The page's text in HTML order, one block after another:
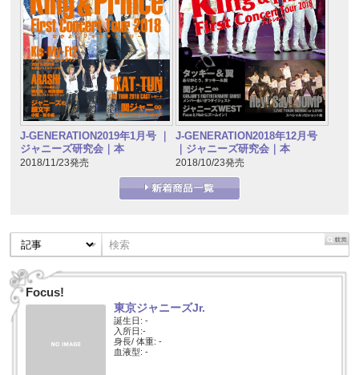
J-GENERATION2019年1月号 ｜
ジャニーズ研究会｜本
2018/11/23発売
J-GENERATION2018年12月号
｜ジャニーズ研究会｜本
2018/10/23発売
Focus!
東京ジャニーズJr.
誕生日: -
入所日:-
身長/ 体重: -
血液型: -